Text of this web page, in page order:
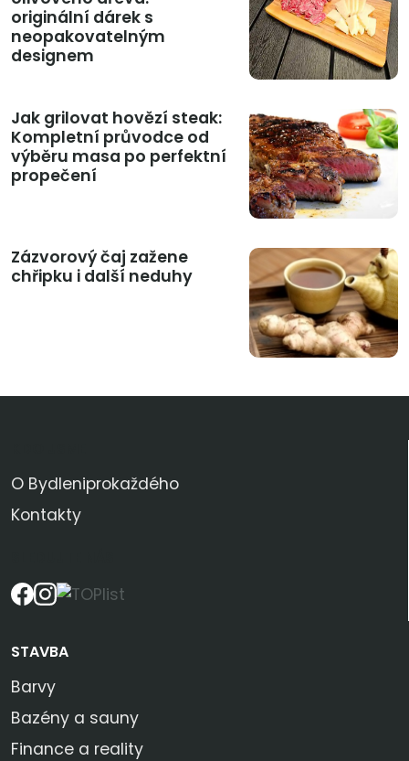
originální dárek s
neopakovatelným
designem
Jak grilovat hovězí steak:
Kompletní průvodce od
výběru masa po perfektní
propečení
Zázvorový čaj zažene
chřipku i další neduhy
O Bydleniprokaždého
Kontakty
STAVBA
Barvy
Bazény a sauny
Finance a reality